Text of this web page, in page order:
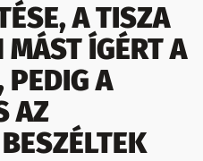
A TISZA
MÁST ÍGÉRT A
PEDIG A
AZ